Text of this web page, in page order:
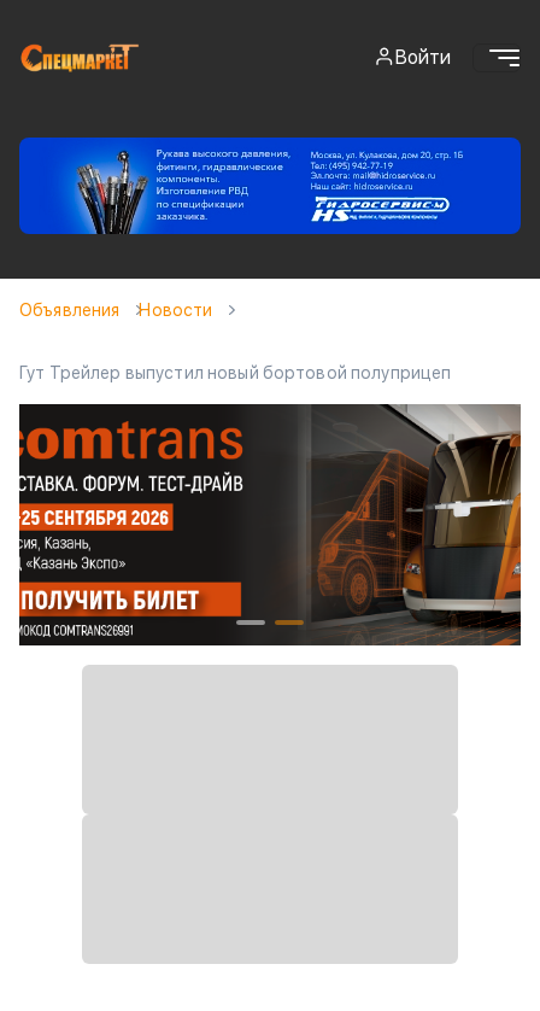
Войти
Объявления Новости
Гут Трейлер выпустил новый бортовой полуприцеп